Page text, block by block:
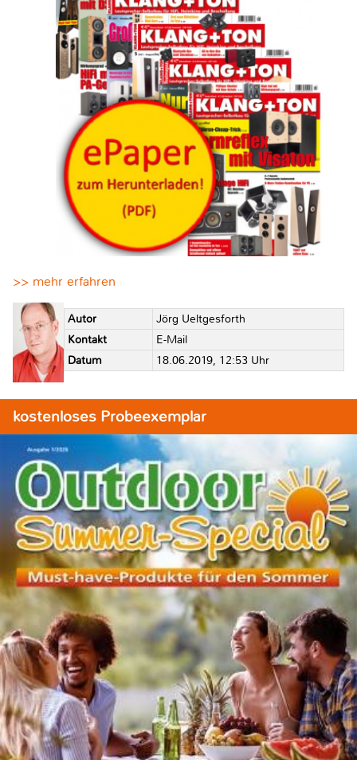
>> mehr erfahren
Autor
Jörg Ueltgesforth
Kontakt
E-Mail
Datum
18.06.2019, 12:53 Uhr
kostenloses Probeexemplar